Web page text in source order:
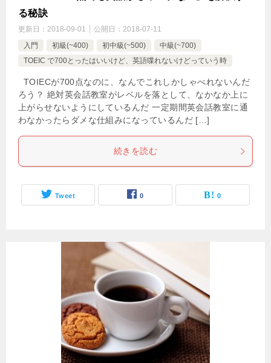
る秘訣
更新日： 2018-09-01 公開日： 2018-07-11
入門
初級(~400) 初中級(~500)
中級(~700)
TOEIC で700とったはいいけど、英語喋れないけどっていう時
TOIECが700点なのに、なんでこれしかしゃべれないんだ
ろう？ 絶対英会話教室がレベルを落として、なかなか上に
上がらせないようにしているんだ 一定期間英会話教室に通
わなかったらダメな仕組みになっているんだ […]
続きを読む
Tweet 0 0